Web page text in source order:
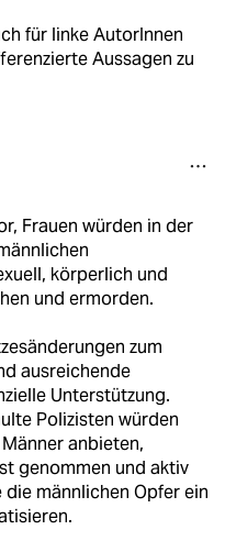
für linke AutorInnen
Aussagen zu
Frauen würden in der
körperlich und
und ermorden.
zum
ausreichende
Unterstützung.
Polizisten würden
anbieten,
genommen und aktiv
männlichen Opfer ein